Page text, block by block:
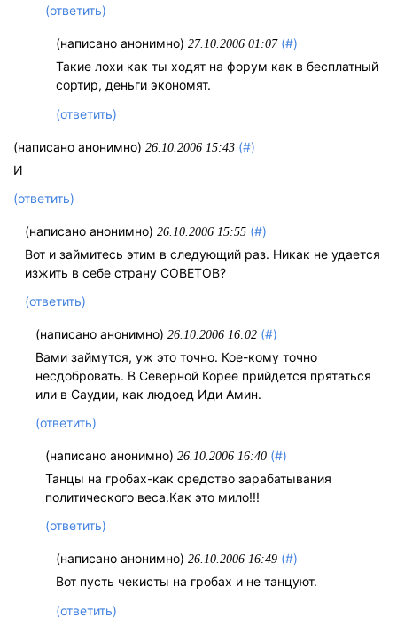
(ответить)
(написано анонимно) 27.10.2006 01:07 (#)
Такие лохи как ты ходят на форум как в бесплатный
сортир, деньги экономят.
(ответить)
(написано анонимно) 26.10.2006 15:43 (#)
И
(ответить)
(написано анонимно) 26.10.2006 15:55 (#)
Вот и займитесь этим в следующий раз. Никак не удается
изжить в себе страну СОВЕТОВ?
(ответить)
(написано анонимно) 26.10.2006 16:02 (#)
Вами займутся, уж это точно. Кое-кому точно
несдобровать. В Северной Корее прийдется прятаться
или в Саудии, как людоед Иди Амин.
(ответить)
(написано анонимно)26.10.2006 16:40 (#)
Танцы на гробах-как средство зарабатывания
политического веса.Как это мило!!!
(ответить)
(написано анонимно) 26.10.2006 16:49 (#)
Вот пусть чекисты на гробах и не танцуют.
(ответить)